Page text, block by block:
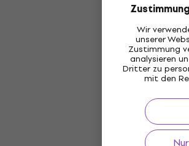
Wir
unserer
Zustimmung
analysieren
Dritter zu
mit den